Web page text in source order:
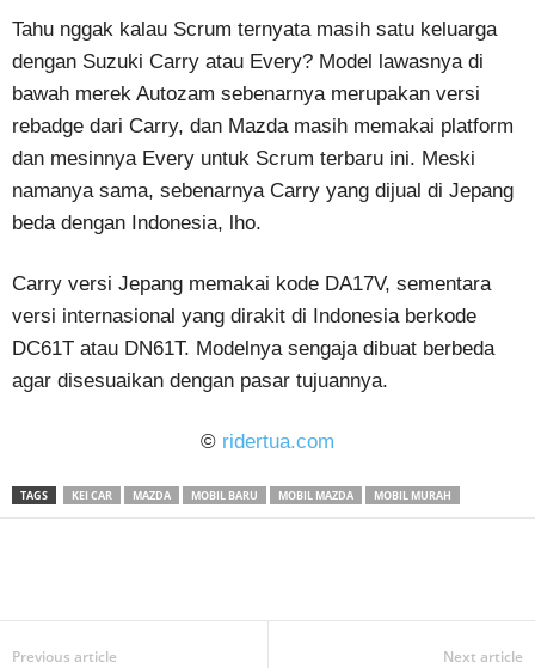
Tahu nggak kalau Scrum ternyata masih satu keluarga
dengan Suzuki Carry atau Every? Model lawasnya di
bawah merek Autozam sebenarnya merupakan versi
rebadge dari Carry, dan Mazda masih memakai platform
dan mesinnya Every untuk Scrum terbaru ini. Meski
namanya sama, sebenarnya Carry yang dijual di Jepang
beda dengan Indonesia, lho.
Carry versi Jepang memakai kode DA17V, sementara
versi internasional yang dirakit di Indonesia berkode
DC61T atau DN61T. Modelnya sengaja dibuat berbeda
agar disesuaikan dengan pasar tujuannya.
© ridertua.com
TAGS KEI CAR MAZDA MOBIL BARU MOBIL MAZDA MOBIL MURAH
Previous article Next article